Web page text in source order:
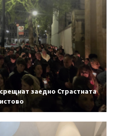
заедно Страстната